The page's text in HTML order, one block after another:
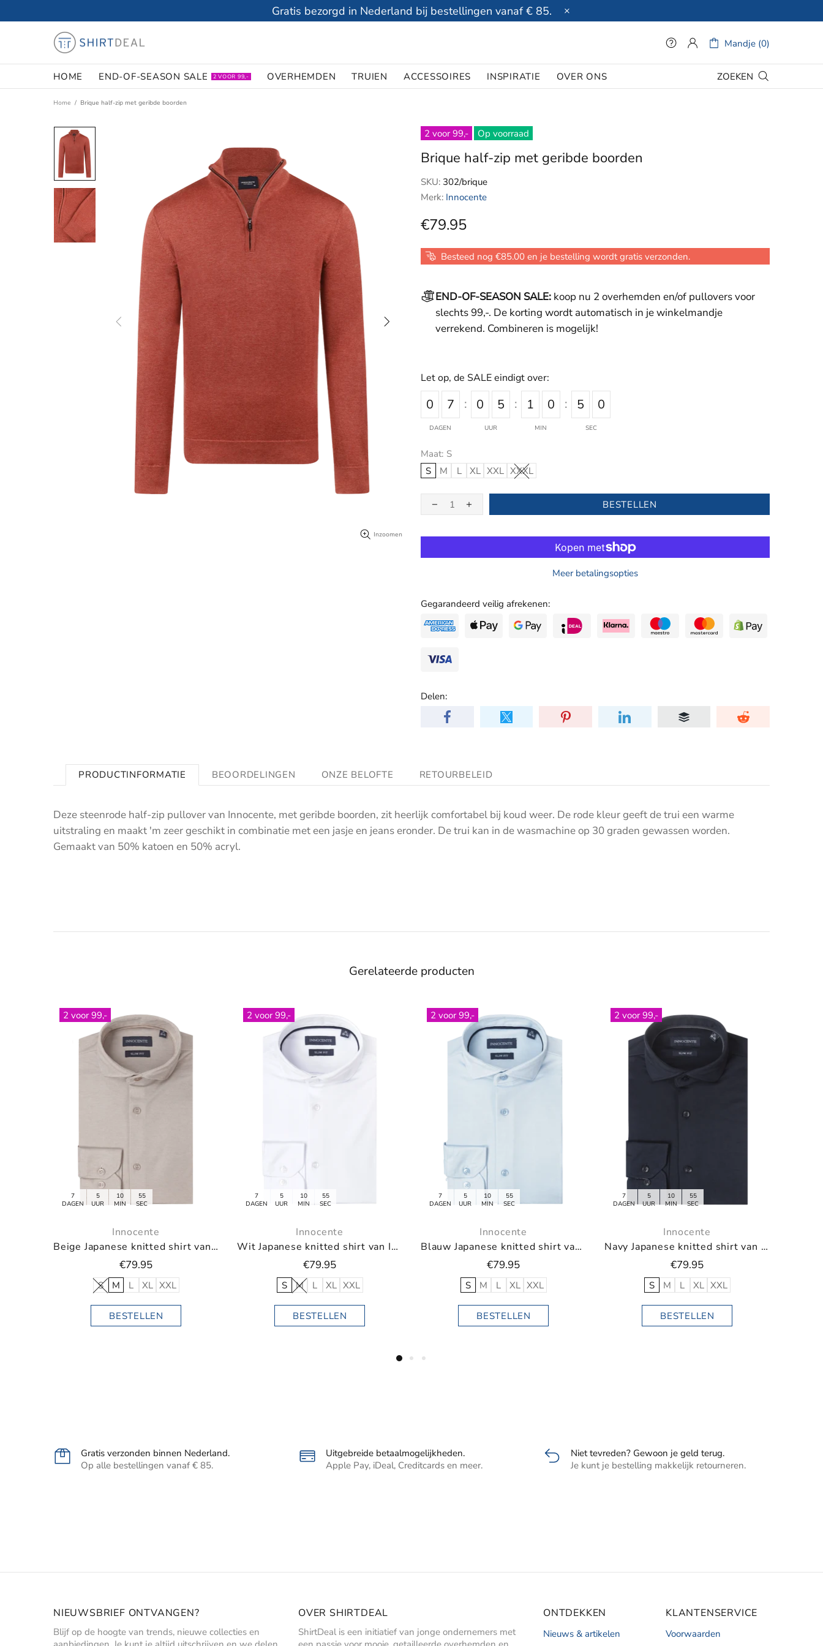
Gratis bezorgd in Nederland bij bestellingen vanaf € 85.
Mandje (0)
HOME END-OF-SEASON SALE 2 VOOR 99,- OVERHEMDEN TRUIEN ACCESSOIRES INSPIRATIE OVER ONS ZOEKEN
Home Brique half-zip met geribde boorden
Inzoomen
2 voor 99,- Op voorraad
Brique half-zip met geribde boorden
SKU: 302/brique
Merk: Innocente
€79.95
Besteed nog €85.00 en je bestelling wordt gratis verzonden.
END-OF-SEASON SALE: koop nu 2 overhemden en/of pullovers voor
slechts 99,-. De korting wordt automatisch in je winkelmandje
verrekend. Combineren is mogelijk!
0 7
DAGEN
0 5
UUR
1 0
MIN
5 0
SEC
Let op, de SALE eindigt over:
Maat: S
S
M L XL XXL XXXL
BESTELLEN
Meer betalingsopties
Gegarandeerd veilig afrekenen:
Delen:
PRODUCTINFORMATIE BEOORDELINGEN ONZE BELOFTE RETOURBELEID
Deze steenrode half-zip pullover van Innocente, met geribde boorden, zit heerlijk comfortabel bij koud weer. De rode kleur geeft de trui een warme
uitstraling en maakt 'm zeer geschikt in combinatie met een jasje en jeans eronder. De trui kan in de wasmachine op 30 graden gewassen worden.
Gemaakt van 50% katoen en 50% acryl.
Gerelateerde producten
2 voor 99,-
7
DAGEN
5
UUR
10
MIN
55
SEC
Innocente
Off white pullover met V-neck
€79.95
S M L XL XXL
BESTELLEN
Gratis verzonden binnen Nederland.
Op alle bestellingen vanaf € 85.
Uitgebreide betaalmogelijkheden.
Apple Pay, iDeal, Creditcards en meer.
Niet tevreden? Gewoon je geld terug.
Je kunt je bestelling makkelijk retourneren.
NIEUWSBRIEF ONTVANGEN?
Blijf op de hoogte van trends, nieuwe collecties en
OVER SHIRTDEAL
ShirtDeal is een initiatief van jonge ondernemers met
ONTDEKKEN
Nieuws & artikelen
KLANTENSERVICE
Voorwaarden